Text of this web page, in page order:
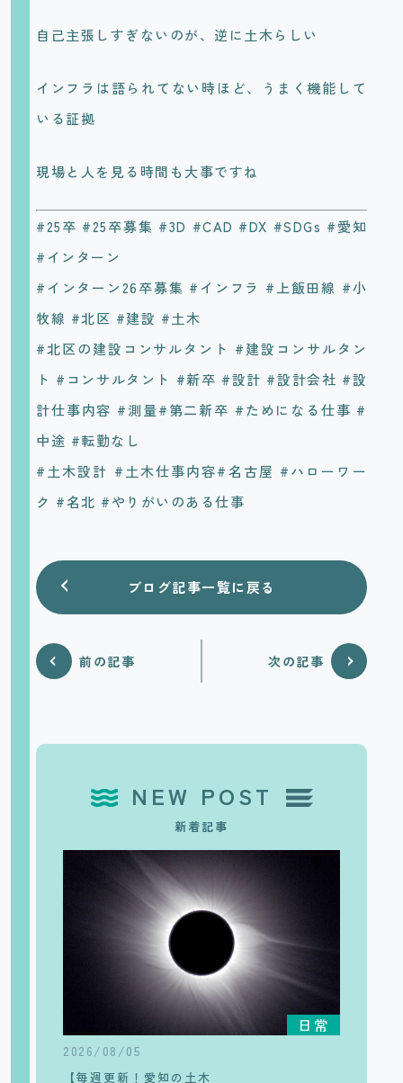
自己主張しすぎないのが、逆に土木らしい
インフラは語られてない時ほど、うまく機能して
いる証拠
現場と人を見る時間も大事ですね
#25卒 #25卒募集 #3D #CAD #DX #SDGs #愛知
#インターン
#インターン26卒募集 #インフラ #上飯田線 #小
牧線 #北区 #建設 #土木
#北区の建設コンサルタント #建設コンサルタン
ト #コンサルタント #新卒 #設計 #設計会社 #設
計仕事内容 #測量#第二新卒 #ためになる仕事 #
中途 #転勤なし
#土木設計 #土木仕事内容#名古屋 #ハローワー
ク #名北 #やりがいのある仕事
ブログ記事一覧に戻る
前の記事 次の記事
NEW POST
新着記事
日常
2026/08/05
【毎週更新！愛知の土木